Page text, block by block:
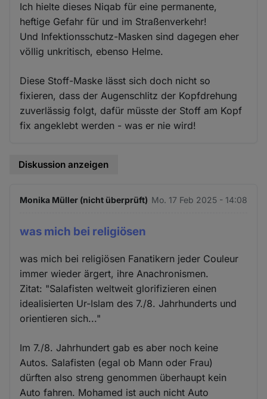
Ich hielte dieses Niqab für eine permanente,
heftige Gefahr für und im Straßenverkehr!
Und Infektionsschutz-Masken sind dagegen eher
völlig unkritisch, ebenso Helme.
Diese Stoff-Maske lässt sich doch nicht so
fixieren, dass der Augenschlitz der Kopfdrehung
zuverlässig folgt, dafür müsste der Stoff am Kopf
fix angeklebt werden - was er nie wird!
Diskussion anzeigen
Monika Müller (nicht überprüft) Mo. 17 Feb 2025 - 14:08
was mich bei religiösen
was mich bei religiösen Fanatikern jeder Couleur
immer wieder ärgert, ihre Anachronismen.
Zitat: "Salafisten weltweit glorifizieren einen
idealisierten Ur-Islam des 7./8. Jahrhunderts und
orientieren sich..."
Im 7./8. Jahrhundert gab es aber noch keine
Autos. Salafisten (egal ob Mann oder Frau)
dürften also streng genommen überhaupt kein
Auto fahren. Mohamed ist auch nicht Auto